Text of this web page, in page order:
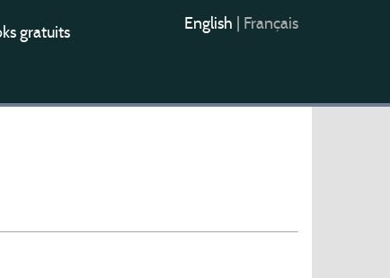
gratuits English Français